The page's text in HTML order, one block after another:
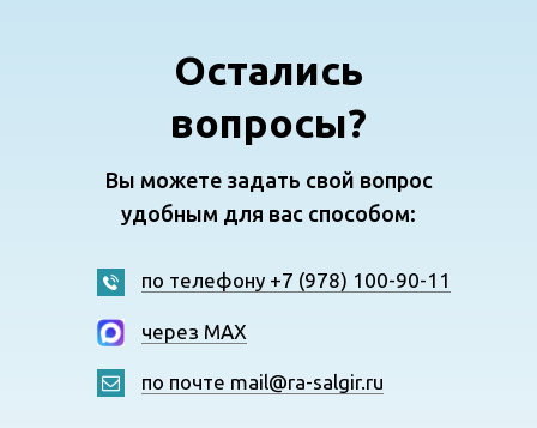
Остались
вопросы?
Вы можете задать свой вопрос
удобным для вас способом:
по телефону +7 (978) 100-90-11
через MAX
по почте mail@ra-salgir.ru